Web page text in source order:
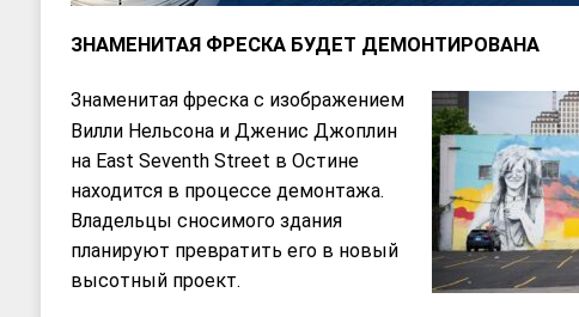
ЗНАМЕНИТАЯ ФРЕСКА БУДЕТ ДЕМОНТИРОВАНА
Знаменитая фреска с изображением
Вилли Нельсона и Дженис Джоплин
на East Seventh Street в Остине
находится в процессе демонтажа.
Владельцы сносимого здания
планируют превратить его в новый
высотный проект.